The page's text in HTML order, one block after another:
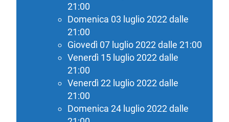
21:00
Domenica 03 luglio 2022 dalle
21:00
Giovedì 07 luglio 2022 dalle 21:00
Venerdì 15 luglio 2022 dalle
21:00
Venerdì 22 luglio 2022 dalle
21:00
Domenica 24 luglio 2022 dalle